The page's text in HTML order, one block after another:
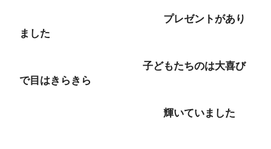
プレゼントがあり
ました
子どもたちのは大喜び
で目はきらきら
輝いていました